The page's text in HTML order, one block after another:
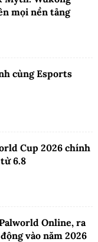
mọi nền tảng
cùng Esports
Cup 2026 chính
6.8
Online, ra
vào năm 2026